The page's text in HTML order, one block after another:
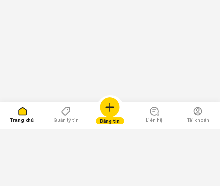
Trang chủ Quản lý tin Đăng tin Liên hệ Tài khoản